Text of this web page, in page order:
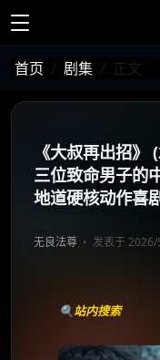
首页 剧集 正文
《大叔再出招
三位致命男子的
地道硬核动作喜
无良法尊 发表于
🔍站内搜索